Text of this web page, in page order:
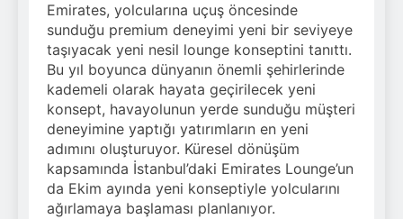
Emirates, yolcularına uçuş öncesinde
sunduğu premium deneyimi yeni bir seviyeye
taşıyacak yeni nesil lounge konseptini tanıttı.
Bu yıl boyunca dünyanın önemli şehirlerinde
kademeli olarak hayata geçirilecek yeni
konsept, havayolunun yerde sunduğu müşteri
deneyimine yaptığı yatırımların en yeni
adımını oluşturuyor. Küresel dönüşüm
kapsamında İstanbul’daki Emirates Lounge’un
da Ekim ayında yeni konseptiyle yolcularını
ağırlamaya başlaması planlanıyor.